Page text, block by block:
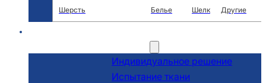
Шерсть Белье Шелк Другие
Индивидуальное решение
Испытание ткани